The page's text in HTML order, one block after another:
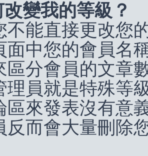
變我的等級？
不能直接更改您
面中您的會員名
區分會員的文章
理員就是特殊等
區來發表沒有意
反而會大量刪除